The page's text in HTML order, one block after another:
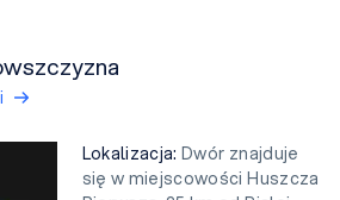
Lokalizacja:Dwór znajduje
się w miejscowości Huszcza